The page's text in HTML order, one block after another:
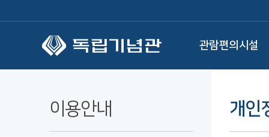
관람편의시설
이용안내 개인